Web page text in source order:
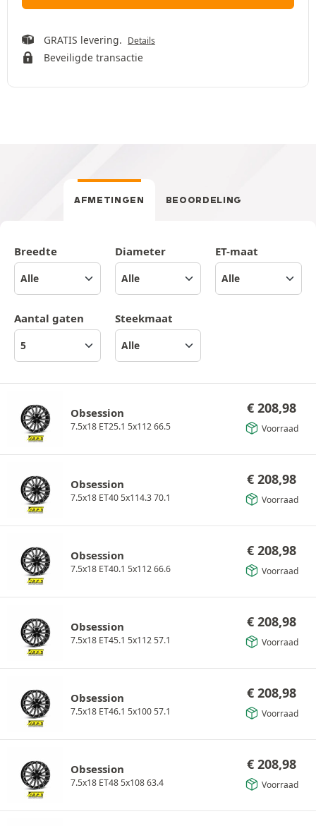
GRATIS levering. Details
Beveiligde transactie
AFMETINGEN BEOORDELING
Breedte Diameter ET-maat
Aantal gaten Steekmaat
Obsession
7.5x18 ET25.1 5x112 66.5
€ 208,98
Voorraad
Obsession
7.5x18 ET40 5x114.3 70.1
€ 208,98
Voorraad
Obsession
7.5x18 ET40.1 5x112 66.6
€ 208,98
Voorraad
Obsession
7.5x18 ET45.1 5x112 57.1
€ 208,98
Voorraad
Obsession
7.5x18 ET46.1 5x100 57.1
€ 208,98
Voorraad
Obsession
7.5x18 ET48 5x108 63.4
€ 208,98
Voorraad